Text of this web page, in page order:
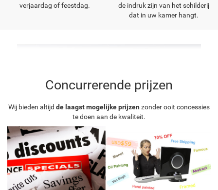
verjaardag of feestdag.
de indruk zijn van het schilderij
dat in uw kamer hangt.
Concurrerende prijzen
Wij bieden altijd de laagst mogelijke prijzen zonder ooit concessies
te doen aan de kwaliteit.